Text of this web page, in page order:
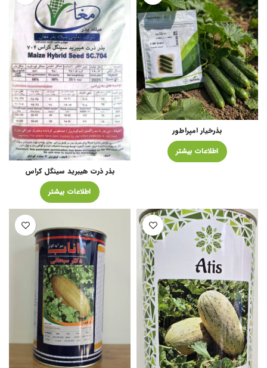
بذرخیار امپراطور
اطلاعات بیشتر
بذر ذرت هیبرید سینگل کراس
اطلاعات بیشتر